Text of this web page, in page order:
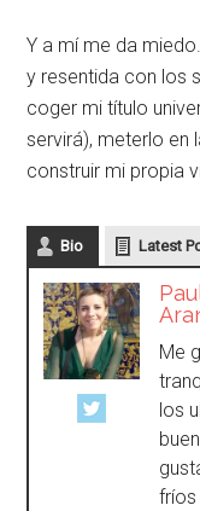
Y a mí me da
y resentida con los
coger mi título
servirá), meterlo en
construir mi propia
Bio Latest
Me
los